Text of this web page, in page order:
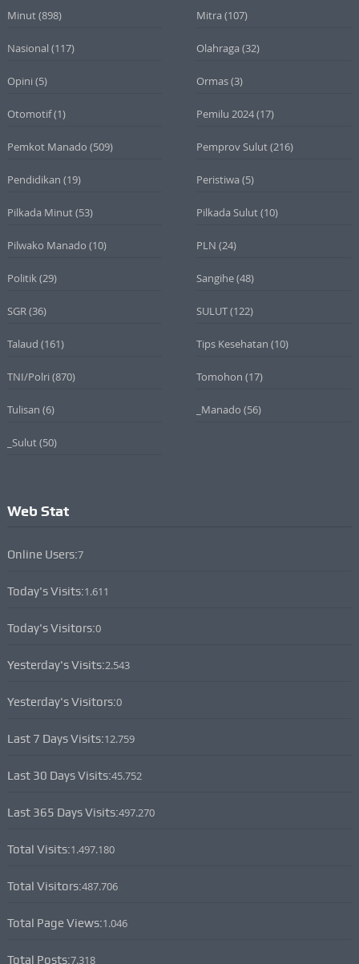
Minut(898) Mitra (107)
Nasional (117) Olahraga (32)
Opini (5) Ormas(3)
Otomotif(1) Pemilu 2024(17)
Pemkot Manado (509) Pemprov Sulut(216)
Pendidikan (19) Peristiwa (5)
Pilkada Minut(53) Pilkada Sulut(10)
Pilwako Manado (10) PLN (24)
Politik(29) Sangihe(48)
SGR(36) SULUT(122)
Talaud (161) Tips Kesehatan (10)
TNI/Polri (870) Tomohon (17)
Tulisan (6) _Manado (56)
_Sulut(50)
Web Stat
Online Users:7
Today's Visits:1.611
Today's Visitors:0
Yesterday's Visits:2.543
Yesterday's Visitors:0
Last 7 Days Visits:12.759
Last 30 Days Visits:45.752
Last 365 Days Visits:497.270
Total Visits:1.497.180
Total Visitors:487.706
Total Page Views:1.046
Total Posts:7.318